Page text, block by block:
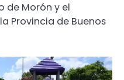
de Morón y el
Provincia de Buenos